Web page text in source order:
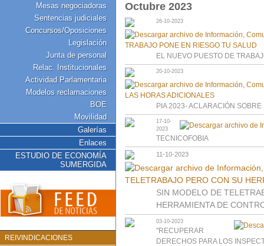
Mesas negociadoras
Sentencias judiciales
Concursos/Oposiciones
Legislación
Junta de personal
Relac. Institucionales
Actividad Parlamentaria
Modelos reclamaciones
BOE
Movilidad
Galerías
Enlaces
ESTUDIO DE ECONOMÍA
SUMERGIDA
REIVINDICACIONES
Octubre 2023
26-10-2023
EL NUEVO PUESTO DE
20-10-2023
PIA 2023- ACLARACIÓN
17-10-
2023
TECNICOFOBIA
11-10-2023
SIN MODELO DE
HERRAMIENTA DE
03-10-2023
"RECUPERAR
DERECHOS PARA LOS